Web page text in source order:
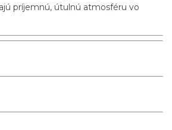
príjemnú, útulnú atmosféru vo